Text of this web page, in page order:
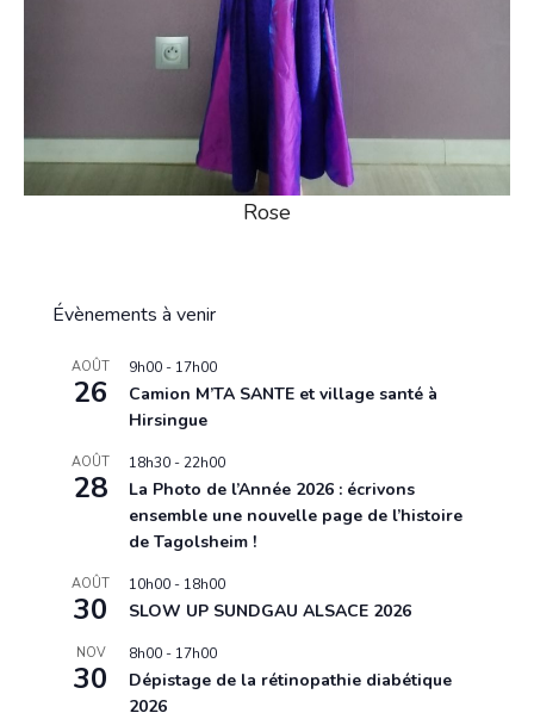
Rose
Évènements à venir
AOÛT
26
9h00 - 17h00
Camion M’TA SANTE et village santé à
Hirsingue
AOÛT
28
18h30 -22h00
La Photo de l’Année 2026 : écrivons
ensemble une nouvelle page de l’histoire
de Tagolsheim !
AOÛT
30
10h00 - 18h00
SLOW UP SUNDGAU ALSACE 2026
NOV
30
8h00 - 17h00
Dépistage de la rétinopathie diabétique
2026